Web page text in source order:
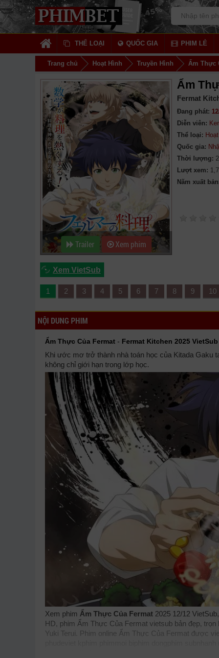
THỂ LOẠI QUỐC GIA PHIM LẺ
Trang chủ Hoạt Hình Truyền Hình Ẩm Thực
Trailer Xem phim
Ẩm
Fermat
Đang phát:
Diễn viên:
Thể loại:
Quốc gia:
Thời lượng:
Lượt xem:
Năm xuất
Xem VietSub
1 2 3 4 5 6 7 8 9 10
NỘI DUNG PHIM
Ẩm Thực Của Fermat - Fermat Kitchen 2025 VietSub
Khi ước mơ trở thành nhà toán học của Kitada Gaku
không chỉ giới hạn trong lớp học.
Xem phim Ẩm Thực Của Fermat 2025 12/12
HD, phim Ẩm Thực Của Fermat vietsub bản đẹp,
Yuki Terui. Phim online Ẩm Thực Của Fermat được